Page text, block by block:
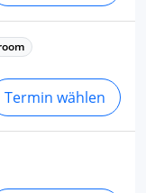
Termin wählen